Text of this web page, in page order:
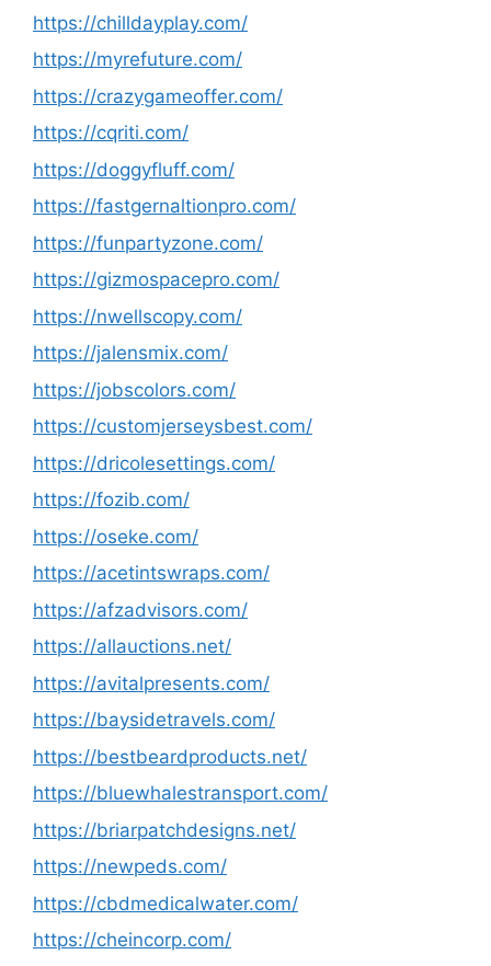
https://chilldayplay.com/
https://myrefuture.com/
https://crazygameoffer.com/
https://cqriti.com/
https://doggyfluff.com/
https://fastgernaltionpro.com/
https://funpartyzone.com/
https://gizmospacepro.com/
https://nwellscopy.com/
https://jalensmix.com/
https://jobscolors.com/
https://customjerseysbest.com/
https://dricolesettings.com/
https://fozib.com/
https://oseke.com/
https://acetintswraps.com/
https://afzadvisors.com/
https://allauctions.net/
https://avitalpresents.com/
https://baysidetravels.com/
https://bestbeardproducts.net/
https://bluewhalestransport.com/
https://briarpatchdesigns.net/
https://newpeds.com/
https://cbdmedicalwater.com/
https://cheincorp.com/